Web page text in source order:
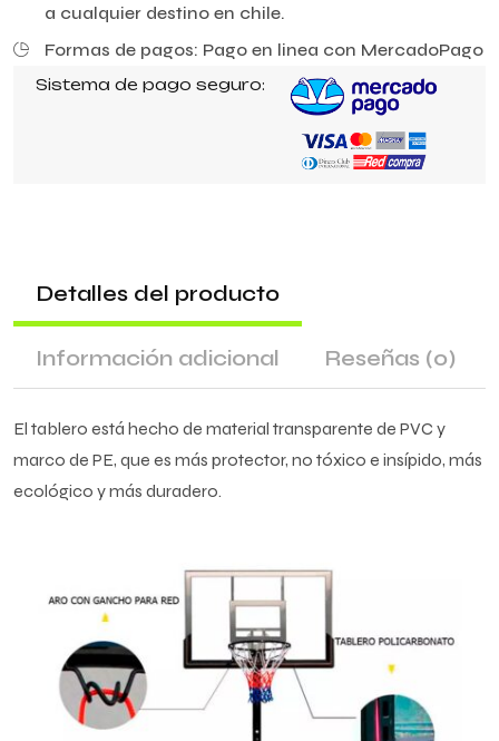
a cualquier destino en chile.
Formas de pagos: Pago en linea con MercadoPago
Sistema de pago seguro:
Detalles del producto
Información adicional Reseñas (0)
El tablero está hecho de material transparente de PVC y
marco de PE, que es más protector, no tóxico e insípido, más
ecológico y más duradero.